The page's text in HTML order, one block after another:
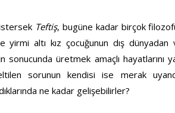
Teftiş, bugüne kadar birçok
yirmi altı kız çocuğunun dış
sonucunda üretmek amaçlı hayatlarını
sorunun kendisi ise merak
ne kadar gelişebilirler?